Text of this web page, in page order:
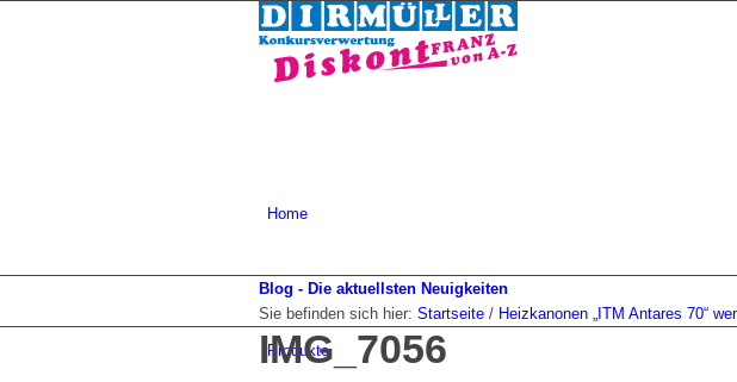
Home
Produkte
Blog - Die aktuellsten Neuigkeiten
Sie befinden sich hier: Startseite / Heizkanonen „ITM Antares 70“
IMG_7056